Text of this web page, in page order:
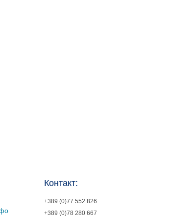
Контакт:
+389 (0)77 552 826
+389 (0)78 280 667